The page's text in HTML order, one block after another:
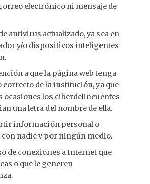
electrónico ni mensaje de
antivirus actualizado, ya sea en
y/o dispositivos inteligentes
a que la página web tenga
de la institución, ya que
ocasiones los ciberdelincuentes
una letra del nombre de ella.
información personal o
nadie y por ningún medio.
de conexiones a Internet que
o que le generen